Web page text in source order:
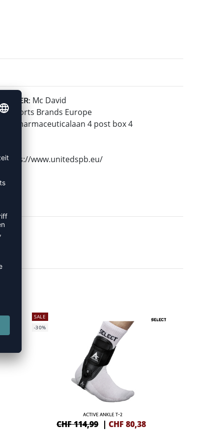
Mc David
Sports Brands Europe
Pharmaceuticalaan 4 post box 4
https://www.unitedspb.eu/
SALE
-30%
ACTIVE ANKLE T-2
CHF 114,99 |CHF 80,38